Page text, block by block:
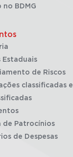
no BDMG
Estaduais
de Riscos
classificadas e
de Patrocínios
de Despesas